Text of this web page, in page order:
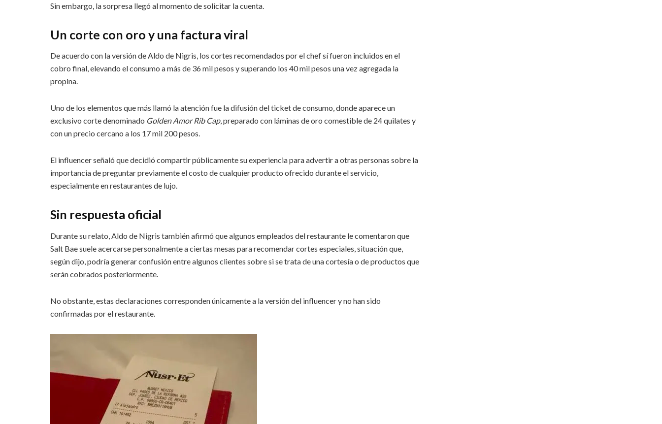
Sin embargo, la sorpresa llegó al momento de solicitar la cuenta.
Un corte con oro y una factura viral
De acuerdo con la versión de Aldo de Nigris, los cortes recomendados por el chef sí fueron incluidos en el
cobro final, elevando el consumo a más de 36 mil pesos y superando los 40 mil pesos una vez agregada la
propina.
Uno de los elementos que más llamó la atención fue la difusión del ticket de consumo, donde aparece un
exclusivo corte denominado Golden Amor Rib Cap, preparado con láminas de oro comestible de 24 quilates y
con un precio cercano a los 17 mil 200 pesos.
El influencer señaló que decidió compartir públicamente su experiencia para advertir a otras personas sobre la
importancia de preguntar previamente el costo de cualquier producto ofrecido durante el servicio,
especialmente en restaurantes de lujo.
Sin respuesta oficial
Durante su relato, Aldo de Nigris también afirmó que algunos empleados del restaurante le comentaron que
Salt Bae suele acercarse personalmente a ciertas mesas para recomendar cortes especiales, situación que,
según dijo, podría generar confusión entre algunos clientes sobre si se trata de una cortesía o de productos que
serán cobrados posteriormente.
No obstante, estas declaraciones corresponden únicamente a la versión del influencer y no han sido
confirmadas por el restaurante.